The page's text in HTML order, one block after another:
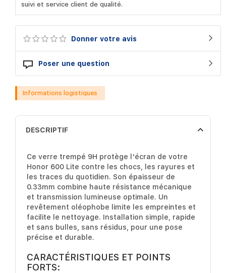
Donner votre avis
Poser une question
suivi et service client de qualité.
Informations logistiques
DESCRIPTIF
Ce verre trempé 9H protège l'écran de votre
Honor 600 Lite contre les chocs, les rayures et
les traces du quotidien. Son épaisseur de
0.33mm combine haute résistance mécanique
et transmission lumineuse optimale. Un
revêtement oléophobe limite les empreintes et
facilite le nettoyage. Installation simple, rapide
et sans bulles, sans résidus, pour une pose
précise et durable.
CARACTÉRISTIQUES ET POINTS
FORTS: